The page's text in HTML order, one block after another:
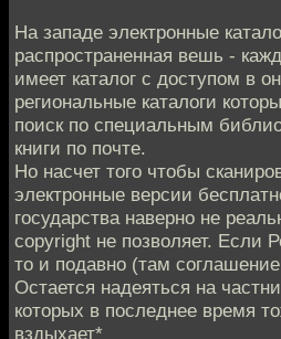
На западе электронные
распространенная вешь -
имеет каталог с доступом в
региональные каталоги
поиск по специальным
книги по почте.
Но насчет того чтобы
электронные версии
государства наверно не
copyright не позволяет. Если
то и подавно (там
Остается надеяться на
которых в последнее время
вздыхает*